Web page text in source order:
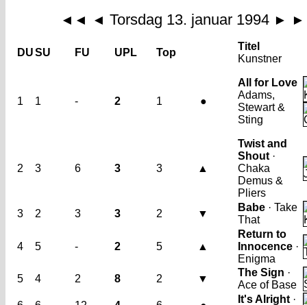
◄◄
◄ Torsdag 13. januar 1994 ►
DUSU FU UPL Top
Titel
Kunstner
1 1 - 2 1 ●
All for Love
Adams,
Stewart &
Sting
2 3 6 3 3 ▲
Twist and
Shout ·
Chaka
Demus &
Pliers
3
2 3 3 2 ▼
Babe · Take
That
4 5 - 2 5 ▲
Return to
Innocence ·
Enigma
5
4 2 8 2 ▼
The Sign ·
Ace of Base
It's Alright ·